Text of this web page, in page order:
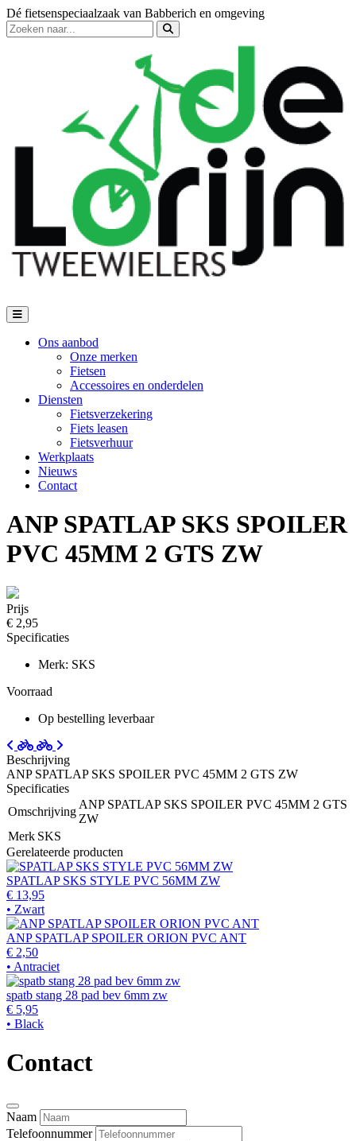
Dé fietsenspeciaalzaak van Babberich en omgeving
Ons aanbod
Onze merken
Fietsen
Accessoires en onderdelen
Diensten
Fietsverzekering
Fiets leasen
Fietsverhuur
Werkplaats
Nieuws
Contact
ANP SPATLAP SKS SPOILER
PVC 45MM 2 GTS ZW
Prijs
€ 2,95
Specificaties
Merk: SKS
Voorraad
Op bestelling leverbaar
Beschrijving
ANP SPATLAP SKS SPOILER PVC 45MM 2 GTS ZW
Specificaties
Omschrijving
ANP SPATLAP SKS SPOILER PVC 45MM 2 GTS
ZW
Merk SKS
Gerelateerde producten
SPATLAP SKS STYLE PVC 56MM ZW
€ 13,95
• Zwart
ANP SPATLAP SPOILER ORION PVC ANT
€ 2,50
• Antraciet
spatb stang 28 pad bev 6mm zw
€ 5,95
• Black
Contact
Naam
Telefoonnummer